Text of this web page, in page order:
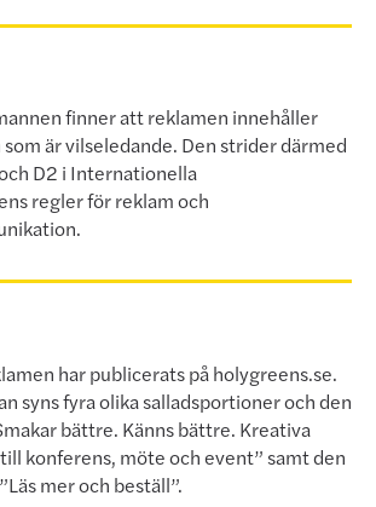
finner att reklamen innehåller
är vilseledande. Den strider därmed
D2 i Internationella
regler för reklam och
har publicerats på holygreens.se.
syns fyra olika salladsportioner och den
bättre. Känns bättre. Kreativa
konferens, möte och event” samt den
mer och beställ”.